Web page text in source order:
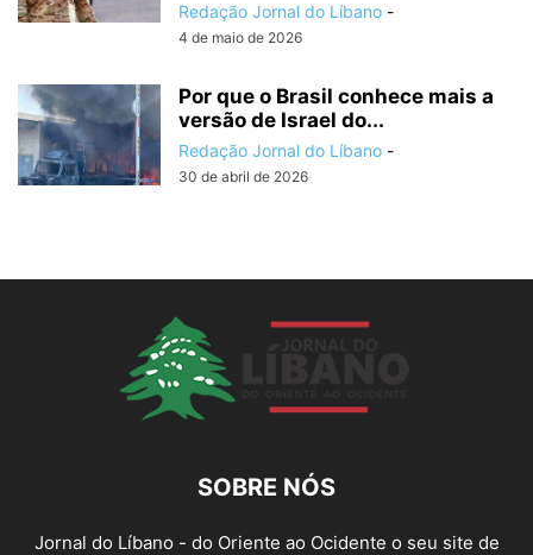
Redação Jornal do Líbano -
4 de maio de 2026
Por que o Brasil conhece mais a
versão de Israel do...
Redação Jornal do Líbano -
30 de abril de 2026
SOBRE NÓS
Jornal do Líbano - do Oriente ao Ocidente o seu site de